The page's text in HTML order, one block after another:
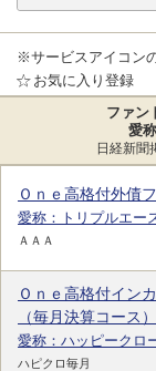
※サービスアイコン
お気に入り登録
ファン
愛称
日経新聞
Ｏｎｅ高格付外債
愛称：トリプルエー
ＡＡＡ
Ｏｎｅ高格付イン
（毎月決算コース）
愛称：ハッピークロ
ハピクロ毎月